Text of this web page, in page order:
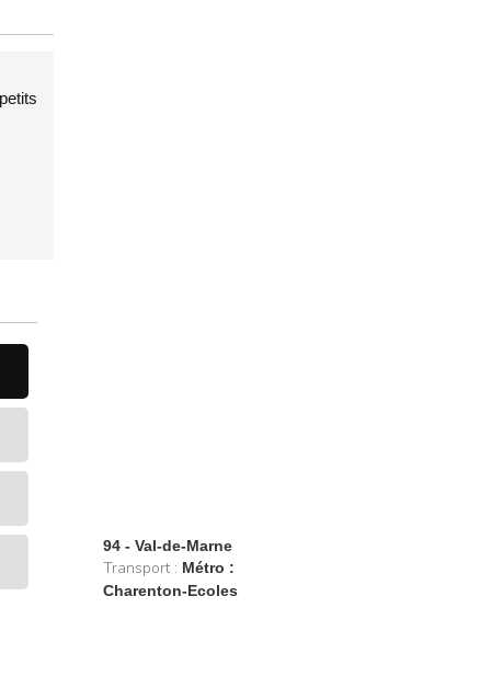
94 - Val-de-Marne
Transport : Métro :
Charenton-Ecoles